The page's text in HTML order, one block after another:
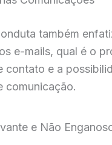
também
e-mails, qual é o
contato e a
comunicação.
e Não